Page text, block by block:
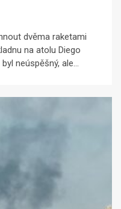
dvěma raketami
na atolu Diego
neúspěšný, ale...